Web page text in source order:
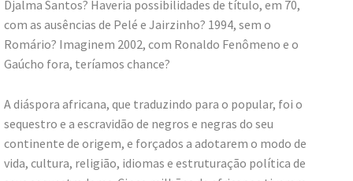
Djalma Santos? Haveria possibilidades de título, em 70,
com as ausências de Pelé e Jairzinho? 1994, sem o
Romário? Imaginem 2002, com Ronaldo Fenômeno e o
Gaúcho fora, teríamos chance?
A diáspora africana, que traduzindo para o popular, foi o
sequestro e a escravidão de negros e negras do seu
continente de origem, e forçados a adotarem o modo de
vida, cultura, religião, idiomas e estruturação política de